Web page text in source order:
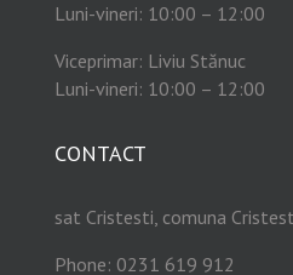
Luni-vineri: 10:00 – 12:00
Viceprimar: Liviu Stănuc
Luni-vineri: 10:00 – 12:00
CONTACT
sat Cristesti, comuna
Phone: 0231 619 912